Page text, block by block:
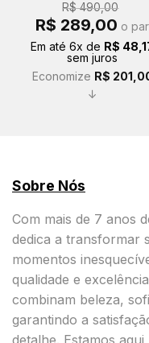
R$490,00
O
preço
era:
R$ 490,00.
R$ 289,00 preço
é:
o par
Em até 6x de R$
sem juros
Economize R$
↓
Sobre Nós
Com mais de 7 anos
dedica a transformar
momentos
qualidade e
combinam beleza,
garantindo a
detalhe. Estamos